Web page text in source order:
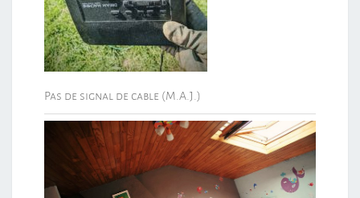
Pas de signal de cable (M.A.J.)